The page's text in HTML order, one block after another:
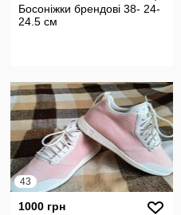
Босоніжки брендові 38- 24-
24.5 см
43
1000 грн